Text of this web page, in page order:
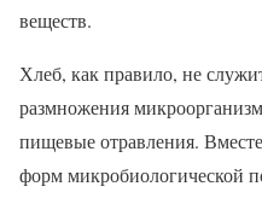
веществ.
Хлеб, как правило, не
размножения
пищевые отравления.
форм микробиологической